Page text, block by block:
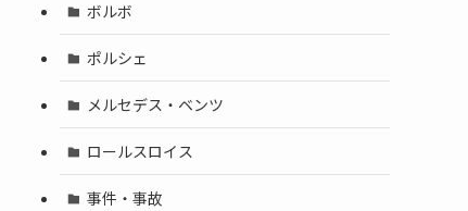
ボルボ
ポルシェ
メルセデス・ベンツ
ロールスロイス
事件・事故